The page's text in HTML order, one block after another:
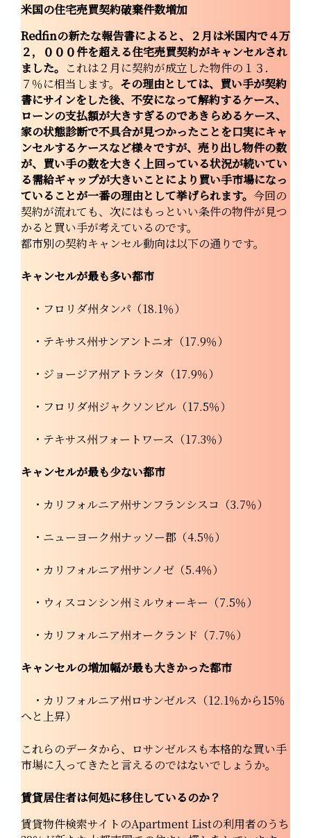
米国の住宅売買契約破棄件数増加
Redfinの新たな報告書によると、２月は米国内で４万
２，０００件を超える住宅売買契約がキャンセルされ
ました。 これは２月に契約が成立した物件の１３．
７％に相当します。 その理由としては、買い手が契約
書にサインをした後、不安になって解約するケース、
ローンの支払額が大きすぎるのであきらめるケース、
家の状態診断で不具合が見つかったことを口実にキャ
ンセルするケースなど様々ですが、売り出し物件の数
が、買い手の数を大きく上回っている状況が続いてい
る需給ギャップが大きいことにより買い手市場になっ
ていることが一番の理由として挙げられます。 今回の
契約が流れても、次にはもっといい条件の物件が見つ
かると買い手が考えているのです。
都市別の契約キャンセル動向は以下の通りです。
キャンセルが最も多い都市
・フロリダ州タンパ（18.1％）
・テキサス州サンアントニオ（17.9％）
・ジョージア州アトランタ（17.9％）
・フロリダ州ジャクソンビル（17.5％）
・テキサス州フォートワース（17.3％）
キャンセルが最も少ない都市
・カリフォルニア州サンフランシスコ（3.7％）
・ニューヨーク州ナッソー郡（4.5％）
・カリフォルニア州サンノゼ（5.4％）
・ウィスコンシン州ミルウォーキー（7.5％）
・カリフォルニア州オークランド（7.7％）
キャンセルの増加幅が最も大きかった都市
・カリフォルニア州ロサンゼルス（12.1％から15％
へと上昇）
これらのデータから、ロサンゼルスも本格的な買い手
市場に入ってきたと言えるのではないでしょうか。
賃貸居住者は何処に移住しているのか？
賃貸物件検索サイトのApartment Listの利用者のうち